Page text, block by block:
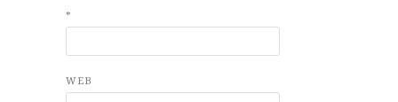
*
WEB